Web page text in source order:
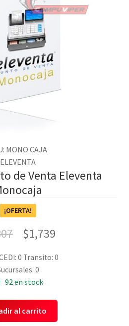
MONO CAJA
ELEVENTA
de Venta Eleventa
¡OFERTA!
$1,739
0 Transito: 0
0
92 en stock
al carrito